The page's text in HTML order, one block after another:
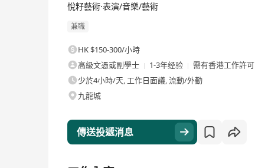
悅籽藝術·表演/音樂/藝術
兼職
HK $150-300/小時
高級文憑或副學士
1-3年经验
需有香港工作許可
少於4小時/天, 工作日面議, 流動/外勤
九龍城
傳送投遞消息